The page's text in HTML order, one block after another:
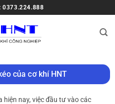
0373.224.888
của cơ khí HNT
hiện nay, việc đầu tư vào các